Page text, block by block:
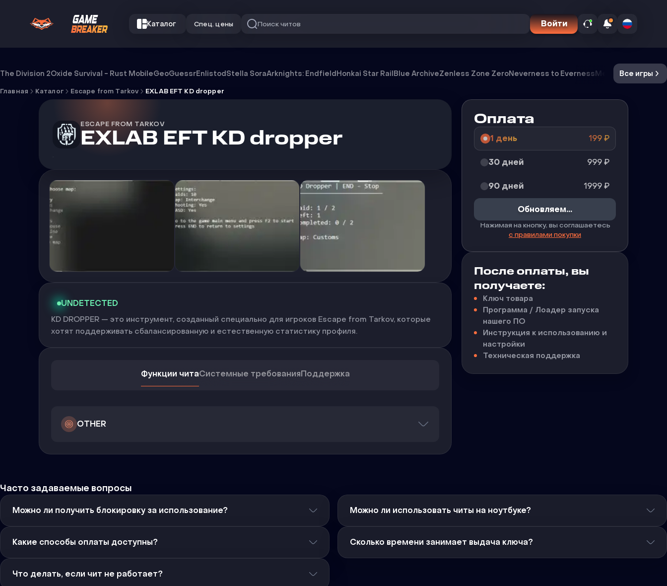
Каталог Спец. цены Поиск читов Войти
The Division 2Oxide Survival - Rust MobileGeoGuessrEnlistodStella SoraArknights: EndfieldHonkai Star RailBlue ArchiveZenless Zone ZeroNeverness to EvernessMecchaВсе игры
Главная Каталог Escape from Tarkov EXLAB EFT KD dropper
ESCAPE FROM TARKOV
EXLAB EFT KD dropper
UNDETECTED
KD DROPPER — это инструмент, созданный специально для игроков Escape from Tarkov, которые
хотят поддерживать сбалансированную и естественную статистику профиля.
Функции читаСистемные требованияПоддержка
OTHER
Оплата
1 день 199₽
30 дней 999₽
90 дней 1999₽
Обновляем...
Нажимая на кнопку, вы соглашаетесь
с правилами покупки
После оплаты, вы
получаете:
Ключ товара
Программа / Лоадер запуска
нашего ПО
Инструкция к использованию и
настройки
Техническая поддержка
Часто задаваемые вопросы
Можно ли получить блокировку за использование? Можно ли использовать читы на ноутбуке?
Какие способы оплаты доступны? Сколько времени занимает выдача ключа?
Что делать, если чит не работает?